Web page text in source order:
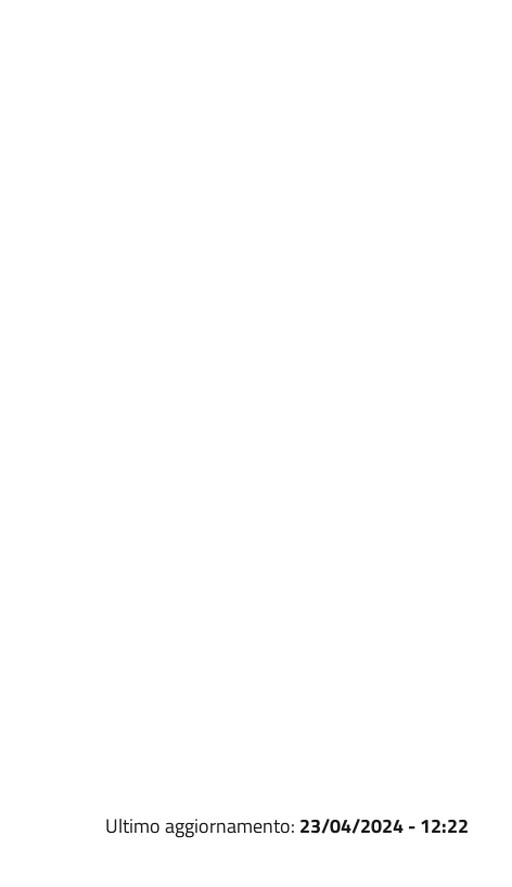
Ultimo aggiornamento: 23/04/2024 - 12:22